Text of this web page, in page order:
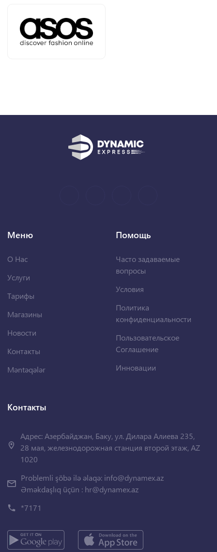
Меню
О Нас
Услуги
Тарифы
Магазины
Новости
Контакты
Məntəqələr
Помощь
Часто задаваемые
вопросы
Условия
Политика
конфиденциальности
Пользовательское
Соглашение
Инновации
Контакты
Адрес: Азербайджан, Баку, ул. Дилара Алиева 235,
28 мая, железнодорожная станция второй этаж, AZ
1020
Problemli şöbə ilə əlaqə: info@dynamex.az
Əməkdaşlıq üçün : hr@dynamex.az
*7171